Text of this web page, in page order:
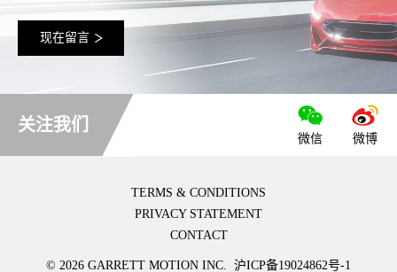
现在留言
关注我们
微信 微博
TERMS & CONDITIONS
PRIVACY STATEMENT
CONTACT
© 2026 GARRETT MOTION INC. 沪ICP备19024862号-1